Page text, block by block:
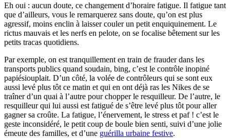
Eh oui : aucun doute, ce changement d’horaire fatigue. Il fatigue tant
que d’ailleurs, vous le remarquerez sans doute, qu’on est plus
agressif, moins enclin à laisser couler un petit enquiquinement. Le
rictus mauvais et les nerfs en pelote, on se focalise bêtement sur les
petits tracas quotidiens.
Par exemple, on est tranquillement en train de frauder dans les
transports publics quand soudain, bing, c’est le contrôle inopiné
papiésiouplait. D’un côté, la volée de contrôleurs qui se sont eux
aussi levé plus tôt ce matin et qui en ont déjà ras les Nikes de se
traîner d’un quai à l’autre pour chopper le resquilleur. De l’autre, le
resquilleur qui lui aussi est fatigué de s’être levé plus tôt pour aller
gagner sa croûte. La fatigue, l’énervement, le stress et paf ! c’est le
geste inconsidéré, le petit coup de boule bien senti, suivi d’une jolie
émeute des familles, et d’une guérilla urbaine festive.